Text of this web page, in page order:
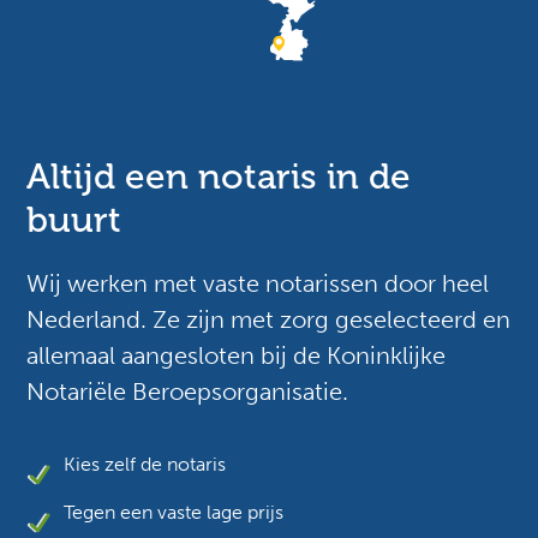
Altijd een notaris in de
buurt
Wij werken met vaste notarissen door heel
Nederland. Ze zijn met zorg geselecteerd en
allemaal aangesloten bij de Koninklijke
Notariële Beroepsorganisatie.
Kies zelf de notaris
Tegen een vaste lage prijs